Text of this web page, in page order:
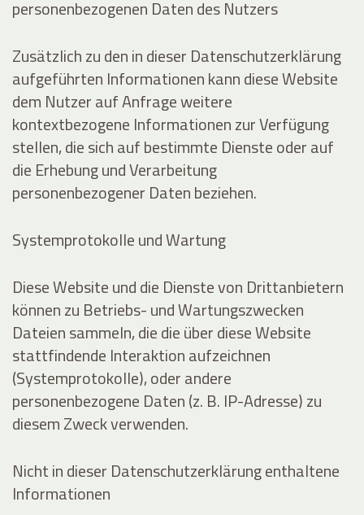
personenbezogenen Daten des Nutzers
Zusätzlich zu den in dieser Datenschutzerklärung
aufgeführten Informationen kann diese Website
dem Nutzer auf Anfrage weitere
kontextbezogene Informationen zur Verfügung
stellen, die sich auf bestimmte Dienste oder auf
die Erhebung und Verarbeitung
personenbezogener Daten beziehen.
Systemprotokolle und Wartung
Diese Website und die Dienste von Drittanbietern
können zu Betriebs- und Wartungszwecken
Dateien sammeln, die die über diese Website
stattfindende Interaktion aufzeichnen
(Systemprotokolle), oder andere
personenbezogene Daten (z. B. IP-Adresse) zu
diesem Zweck verwenden.
Nicht in dieser Datenschutzerklärung enthaltene
Informationen